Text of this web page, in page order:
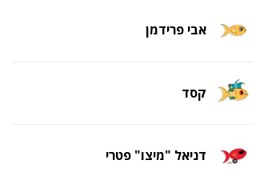
אבי פרידמן
קסד
דניאל "מיצו" פטרי